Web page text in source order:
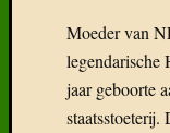
Moeder van
jaar geboorte